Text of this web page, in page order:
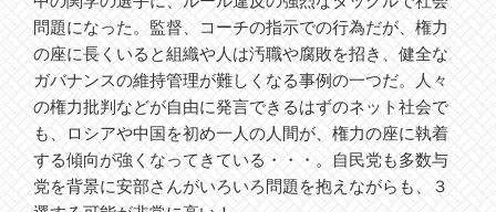
問題になった。監督、コーチの指示での行為だが、権力
の座に長くいると組織や人は汚職や腐敗を招き、健全な
ガバナンスの維持管理が難しくなる事例の一つだ。人々
の権力批判などが自由に発言できるはずのネット社会で
も、ロシアや中国を初め一人の人間が、権力の座に執着
する傾向が強くなってきている・・・。自民党も多数与
党を背景に安部さんがいろいろ問題を抱えながらも、３